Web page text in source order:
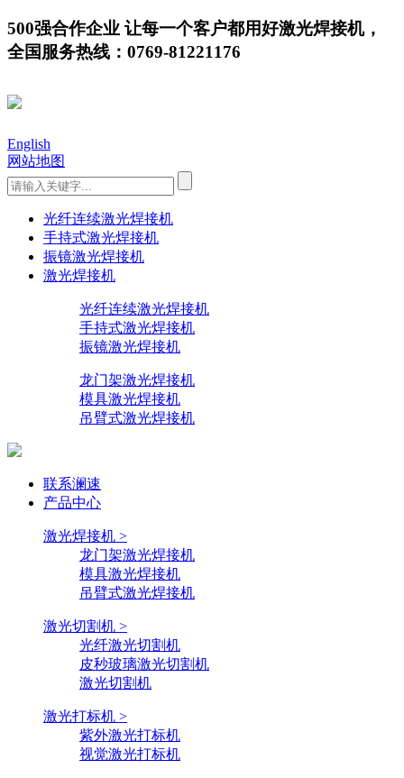
500强合作企业 让每一个客户都用好激光焊接机，
全国服务热线：0769-81221176
English
网站地图
光纤连续激光焊接机
手持式激光焊接机
振镜激光焊接机
激光焊接机
光纤连续激光焊接机
手持式激光焊接机
振镜激光焊接机
龙门架激光焊接机
模具激光焊接机
吊臂式激光焊接机
联系澜速
产品中心
激光焊接机 >
龙门架激光焊接机
模具激光焊接机
吊臂式激光焊接机
激光切割机 >
光纤激光切割机
皮秒玻璃激光切割机
激光切割机
激光打标机 >
紫外激光打标机
视觉激光打标机